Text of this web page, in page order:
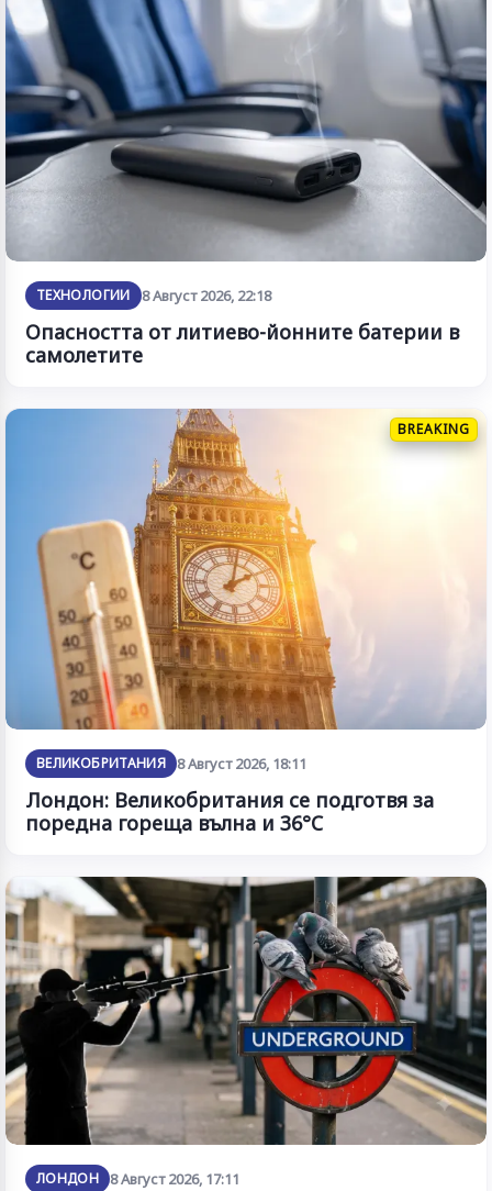
ТЕХНОЛОГИИ 8 Август 2026, 22:18
Опасността от литиево-йонните батерии в
самолетите
BREAKING
ВЕЛИКОБРИТАНИЯ 8 Август 2026, 18:11
Лондон: Великобритания се подготвя за
поредна гореща вълна и 36°C
ЛОНДОН 8 Август 2026, 17:11